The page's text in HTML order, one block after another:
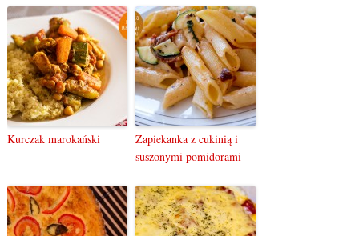
Kurczak marokański
Zapiekanka z cukinią i
suszonymi pomidorami